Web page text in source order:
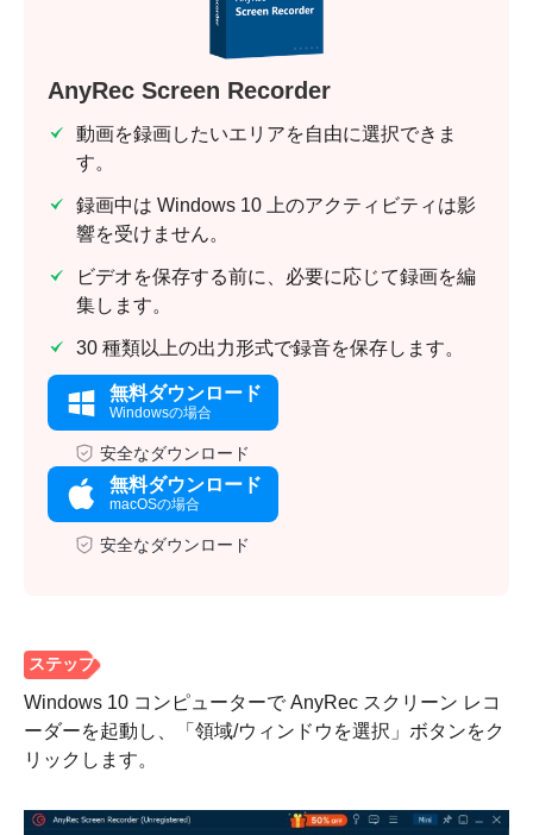
AnyRec Screen Recorder
動画を録画したいエリアを自由に選択できま
す。
録画中は Windows 10 上のアクティビティは影
響を受けません。
ビデオを保存する前に、必要に応じて録画を編
集します。
30 種類以上の出力形式で録音を保存します。
無料ダウンロード
Windowsの場合
安全なダウンロード
無料ダウンロード
macOSの場合
安全なダウンロード
Windows 10 コンピューターで AnyRec スクリーン レコ
ーダーを起動し、「領域/ウィンドウを選択」ボタンをク
リックします。